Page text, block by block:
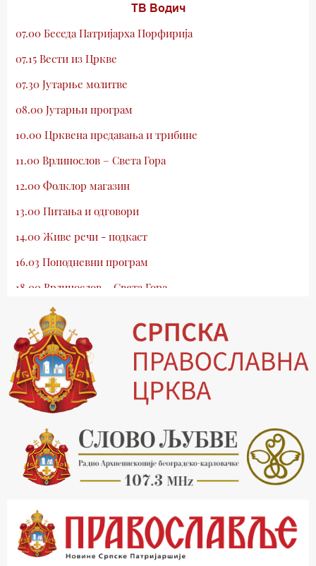
ТВ Водич
07.00 Беседа Патријарха Порфирија
07.15 Вести из Цркве
07.30 Јутарње молитве
08.00 Јутарњи програм
10.00 Црквена предавања и трибине
11.00 Врлинослов – Света Гора
12.00 Фолклор магазин
13.00 Питања и одговори
14.00 Живе речи - подкаст
16.03 Поподневни програм
18.00 Врлинослов – Света Гора
19.03 Атлас памћења
19.30 Вечерње молитве
20.00 Вести из Цркве
20.15 Реч архијереја
20.30 Млади у Цркви
21.03 Гугл пита
22.03 Црквена предавања и трибине
23.00 Питања и одговори
00.03 Гугл пита
01.03 Живе речи - подкаст